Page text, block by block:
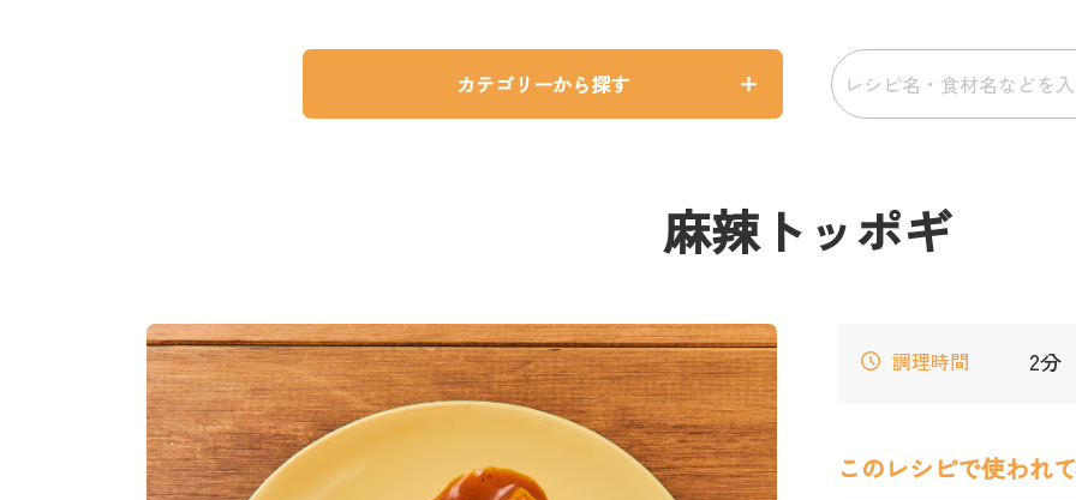
カテゴリーから探す
麻辣トッポギ
調理時間 2分
このレシピで使われ